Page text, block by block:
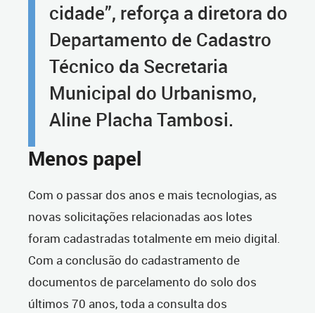
cidade”, reforça a diretora do
Departamento de Cadastro
Técnico da Secretaria
Municipal do Urbanismo,
Aline Placha Tambosi.
Menos papel
Com o passar dos anos e mais tecnologias, as
novas solicitações relacionadas aos lotes
foram cadastradas totalmente em meio digital.
Com a conclusão do cadastramento de
documentos de parcelamento do solo dos
últimos 70 anos, toda a consulta dos